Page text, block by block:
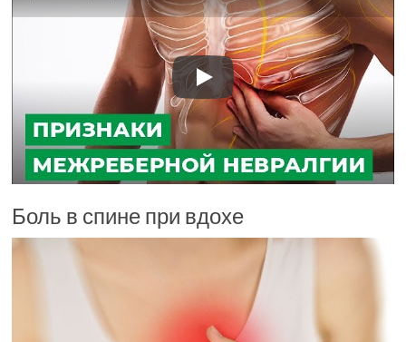
Боль в спине при вдохе